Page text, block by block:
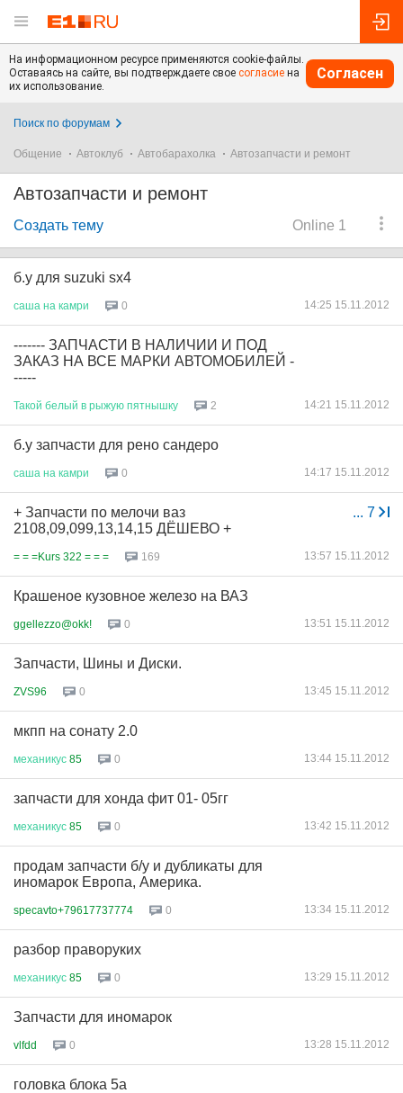
На информационном ресурсе применяются cookie-файлы.
Оставаясь на сайте, вы подтверждаете свое согласие на
их использование.
Согласен
Поиск по форумам
Общение Автоклуб Автобарахолка Автозапчасти и ремонт
Автозапчасти и ремонт
Online 1
Создать тему
б.у для suzuki sx4
саша на камри 0 14:25 15.11.2012
------- ЗАПЧАСТИ В НАЛИЧИИ И ПОД
ЗАКАЗ НА ВСЕ МАРКИ АВТОМОБИЛЕЙ -
-----
Такой белый в рыжую пятнышку 2 14:21 15.11.2012
б.у запчасти для рено сандеро
саша на камри 0 14:17 15.11.2012
... 7
+ Запчасти по мелочи ваз
2108,09,099,13,14,15 ДЁШЕВО +
= = =Kurs 322 = = = 169 13:57 15.11.2012
Крашеное кузовное железо на ВАЗ
ggellezzo@okk! 0 13:51 15.11.2012
Запчасти, Шины и Диски.
ZVS96 0 13:45 15.11.2012
мкпп на сонату 2.0
механикус 85 0 13:44 15.11.2012
запчасти для хонда фит 01- 05гг
механикус 85 0 13:42 15.11.2012
продам запчасти б/у и дубликаты для
иномарок Европа, Америка.
specavto+79617737774 0 13:34 15.11.2012
разбор праворуких
механикус 85 0 13:29 15.11.2012
Запчасти для иномарок
vlfdd 0 13:28 15.11.2012
головка блока 5а